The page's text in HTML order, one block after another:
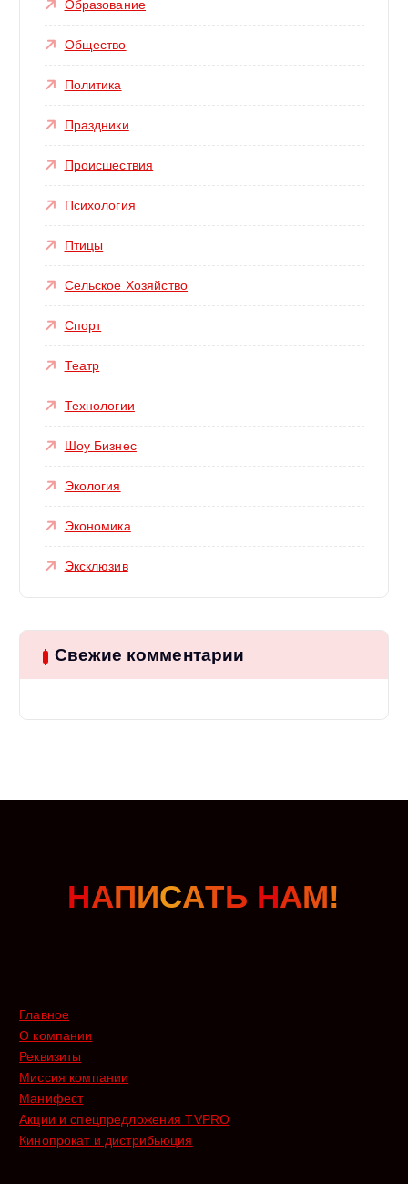
Образование
Общество
Политика
Праздники
Происшествия
Психология
Птицы
Сельское Хозяйство
Спорт
Театр
Технологии
Шоу Бизнес
Экология
Экономика
Эксклюзив
Свежие комментарии
НАПИСАТЬ НАМ!
Главное
О компании
Реквизиты
Миссия компании
Манифест
Акции и спецпредложения TVPRO
Кинопрокат и дистрибьюция